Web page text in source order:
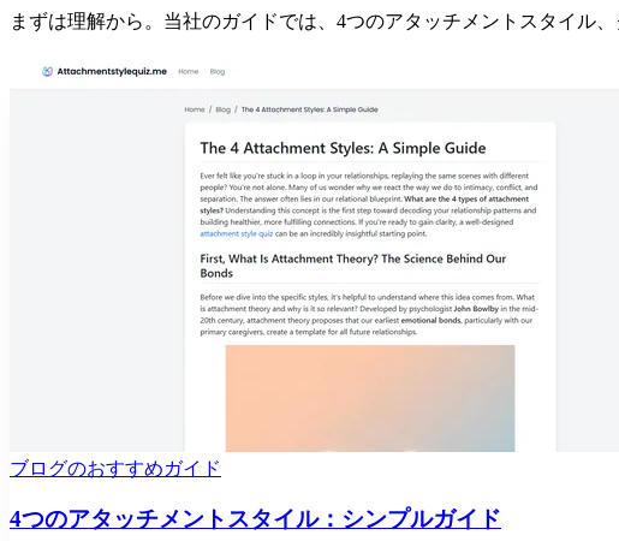
まずは理解から。当社のガイドでは、4つのアタッチメントスタイル
ブログのおすすめガイド
4つのアタッチメントスタイル：シンプルガイド